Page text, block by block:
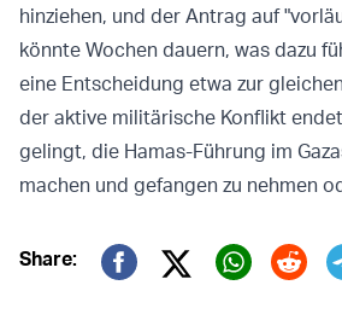
hinziehen, und der Antrag auf
könnte Wochen dauern, was dazu
eine Entscheidung etwa zur
der aktive militärische Konflikt
gelingt, die Hamas-Führung im
machen und gefangen zu nehmen
Share:
Twitter (X)